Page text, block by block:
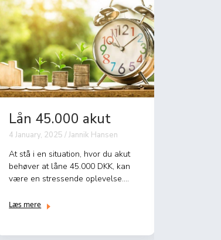
Lån 45.000 akut
4 January, 2025 / Jannik Hansen
At stå i en situation, hvor du akut
behøver at låne 45.000 DKK, kan
være en stressende oplevelse.
Læs mere